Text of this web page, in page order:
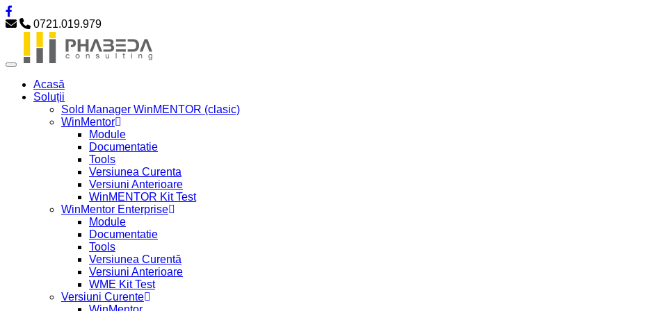
0721.019.979
Acasă
Soluții
Sold Manager WinMENTOR (clasic)
WinMentor
Module
Documentatie
Tools
Versiunea Curenta
Versiuni Anterioare
WinMENTOR Kit Test
WinMentor Enterprise
Module
Documentatie
Tools
Versiunea Curentă
Versiuni Anterioare
WME Kit Test
Versiuni Curente